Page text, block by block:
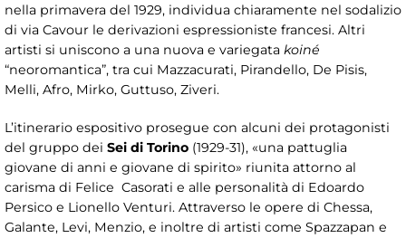
nella primavera del 1929, individua chiaramente nel sodalizio
di via Cavour le derivazioni espressioniste francesi. Altri
artisti si uniscono a una nuova e variegata koiné
“neoromantica”, tra cui Mazzacurati, Pirandello, De Pisis,
Melli, Afro, Mirko, Guttuso, Ziveri.
L’itinerario espositivo prosegue con alcuni dei protagonisti
del gruppo dei Sei di Torino (1929-31), «una pattuglia
giovane di anni e giovane di spirito» riunita attorno al
carisma di Felice Casorati e alle personalità di Edoardo
Persico e Lionello Venturi. Attraverso le opere di Chessa,
Galante, Levi, Menzio, e inoltre di artisti come Spazzapan e